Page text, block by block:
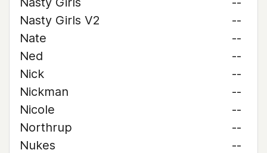
Nasty Girls V2
--
Nate
--
Ned
--
Nick
--
Nickman
--
Nicole
--
Northrup
--
Nukes
--